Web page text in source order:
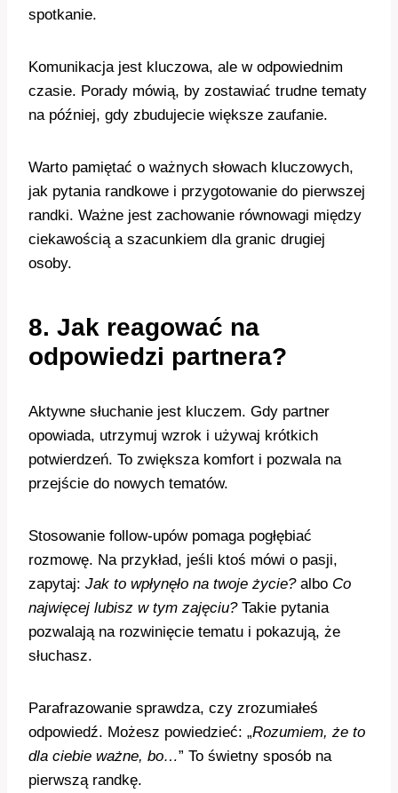
spotkanie.
Komunikacja jest kluczowa, ale w odpowiednim
czasie. Porady mówią, by zostawiać trudne tematy
na później, gdy zbudujecie większe zaufanie.
Warto pamiętać o ważnych słowach kluczowych,
jak pytania randkowe i przygotowanie do pierwszej
randki. Ważne jest zachowanie równowagi między
ciekawością a szacunkiem dla granic drugiej
osoby.
8. Jak reagować na
odpowiedzi partnera?
Aktywne słuchanie jest kluczem. Gdy partner
opowiada, utrzymuj wzrok i używaj krótkich
potwierdzeń. To zwiększa komfort i pozwala na
przejście do nowych tematów.
Stosowanie follow-upów pomaga pogłębiać
rozmowę. Na przykład, jeśli ktoś mówi o pasji,
zapytaj: Jak to wpłynęło na twoje życie?albo Co
najwięcej lubisz w tym zajęciu?Takie pytania
pozwalają na rozwinięcie tematu i pokazują, że
słuchasz.
Parafrazowanie sprawdza, czy zrozumiałeś
odpowiedź. Możesz powiedzieć: „Rozumiem, że to
dla ciebie ważne, bo…” To świetny sposób na
pierwszą randkę.